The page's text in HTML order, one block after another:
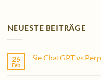
NEUESTE BEITRÄGE
26
Feb
Sie ChatGPT vs